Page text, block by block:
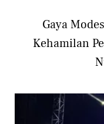
Gaya
Kehamilan